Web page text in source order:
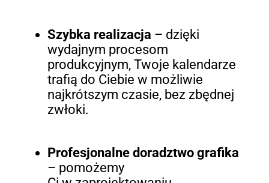
Szybka realizacja – dzięki
wydajnym procesom
produkcyjnym, Twoje kalendarze
trafią do Ciebie w możliwie
najkrótszym czasie, bez zbędnej
zwłoki.
Profesjonalne doradztwo grafika
– pomożemy